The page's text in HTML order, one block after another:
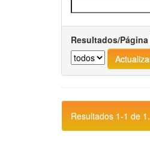
Resultados/Página
Resultados 1-1 de 1.